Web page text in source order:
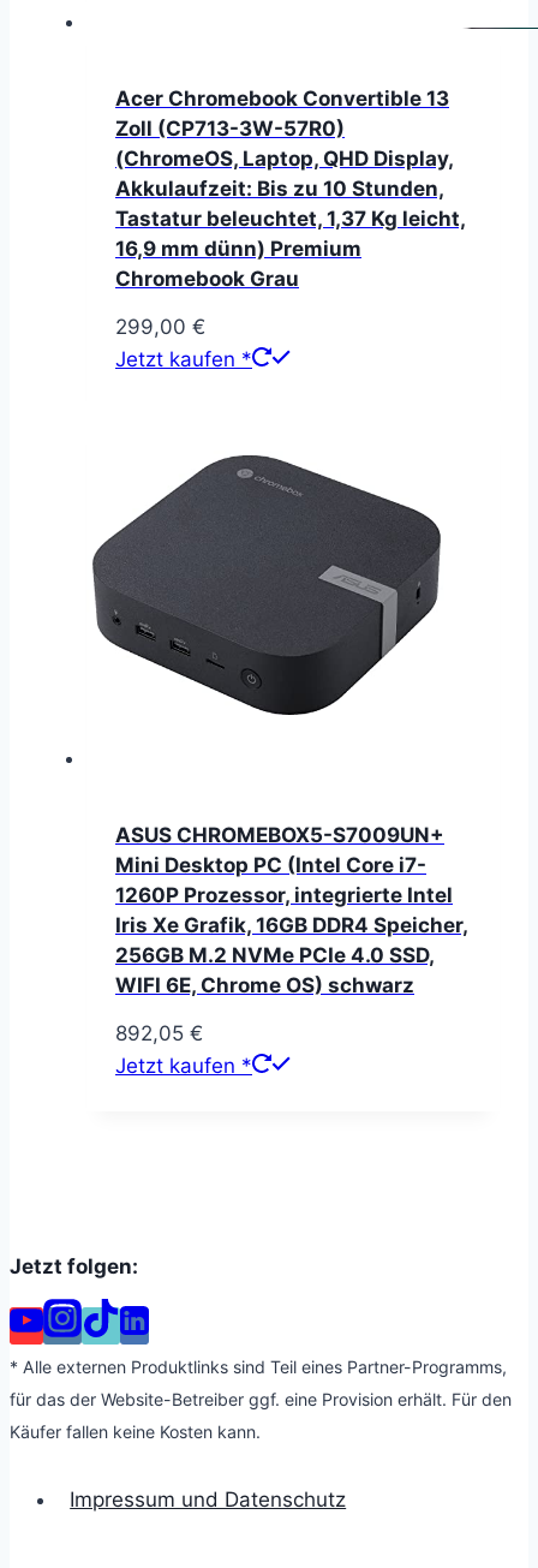
Acer Chromebook Convertible 13
Zoll (CP713-3W-57R0)
(ChromeOS, Laptop, QHD Display,
Akkulaufzeit: Bis zu 10 Stunden,
Tastatur beleuchtet, 1,37 Kg leicht,
16,9 mm dünn) Premium
Chromebook Grau
299,00 €
Jetzt kaufen *
ASUS CHROMEBOX5-S7009UN+
Mini Desktop PC (Intel Core i7-
1260P Prozessor, integrierte Intel
Iris Xe Grafik, 16GB DDR4 Speicher,
256GB M.2 NVMe PCIe 4.0 SSD,
WIFI 6E, Chrome OS) schwarz
892,05 €
Jetzt kaufen *
Jetzt folgen:
* Alle externen Produktlinks sind Teil eines Partner-Programms,
für das der Website-Betreiber ggf. eine Provision erhält. Für den
Käufer fallen keine Kosten kann.
Impressum und Datenschutz